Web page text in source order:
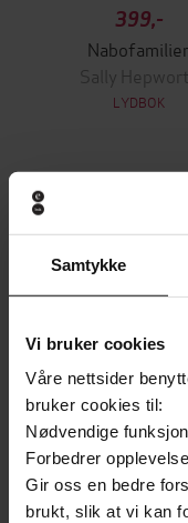
Samtykke
Vi bruker cookies
Våre nettsider
bruker cookies til:
Nødvendige
Forbedrer
Gir oss en bedre
brukt, slik at vi kan
399,-
Sally
LYDBOK
Andre har